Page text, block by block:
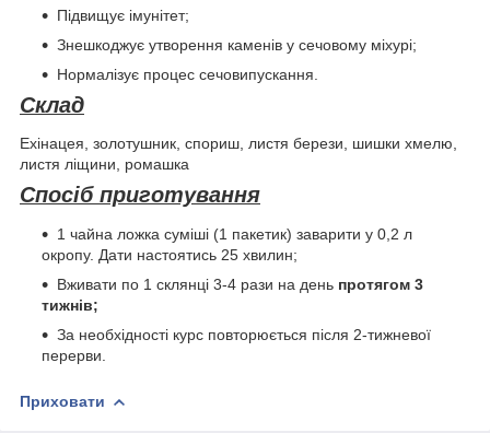
Підвищує імунітет;
Знешкоджує утворення каменів у сечовому міхурі;
Нормалізує процес сечовипускання.
Склад
Ехінацея, золотушник, спориш, листя берези, шишки хмелю,
листя ліщини, ромашка
Спосіб приготування
1 чайна ложка суміші (1 пакетик) заварити у 0,2 л
окропу. Дати настоятись 25 хвилин;
Вживати по 1 склянці 3-4 рази на день протягом 3
тижнів;
За необхідності курс повторюється після 2-тижневої
перерви.
Приховати